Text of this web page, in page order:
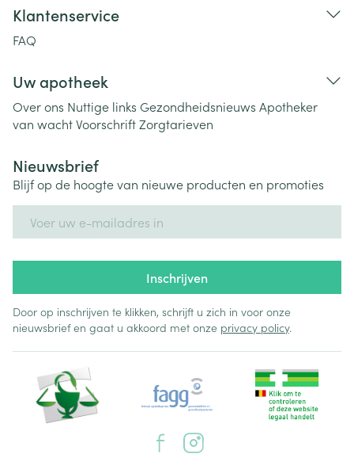
Klantenservice
FAQ
Uw apotheek
Over ons Nuttige links Gezondheidsnieuws Apotheker
van wachtVoorschriftZorgtarieven
Nieuwsbrief
Blijf op de hoogte van nieuwe producten en promoties
Inschrijven
Door op inschrijven te klikken, schrijft u zich in voor onze
nieuwsbrief en gaat u akkoord met onze privacy policy.